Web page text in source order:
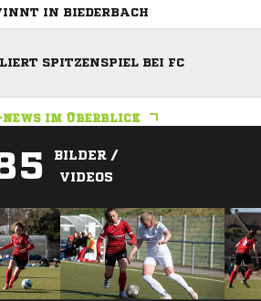
IN BIEDERBACH
SPITZENSPIEL BEI FC
IM ÜBERBLICK
BILDER /
VIDEOS